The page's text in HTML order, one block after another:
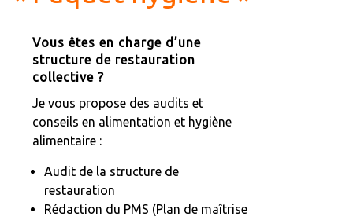
Vous êtes en charge d’une
structure de restauration
collective ?
Je vous propose des audits et
conseils en alimentation et hygiène
alimentaire :
Audit de la structure de
restauration
Rédaction du PMS (Plan de maîtrise